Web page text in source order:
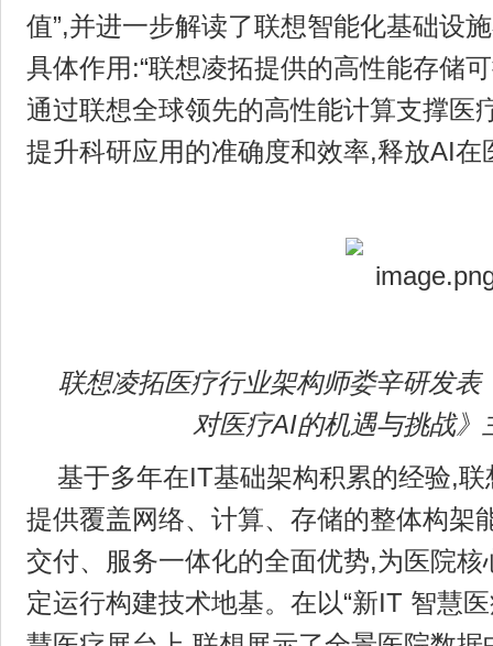
值”,并进一步解读了联想智能化基础设
具体作用:“联想凌拓提供的高性能存储
通过联想全球领先的高性能计算支撑医
提升科研应用的准确度和效率,释放AI在
联想凌拓医疗行业架构师娄辛研发
对医疗AI的机遇与挑战》
基于多年在IT基础架构积累的经验,
提供覆盖网络、计算、存储的整体构架
交付、服务一体化的全面优势,为医院
定运行构建技术地基。在以“新IT 智慧